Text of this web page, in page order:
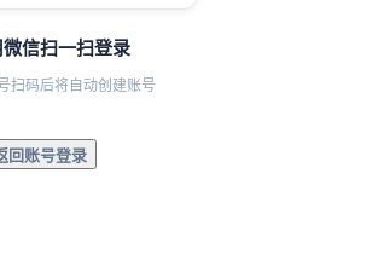
信扫一扫登录
扫码后将自动创建账号
回账号登录